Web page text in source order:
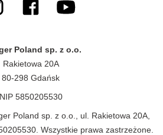
Poland sp. z o.o.
Rakietowa 20A
80-298 Gdańsk
NIP 5850205530
Poland sp. z o.o., ul. Rakietowa 20A,
Wszystkie prawa zastrzeżone.